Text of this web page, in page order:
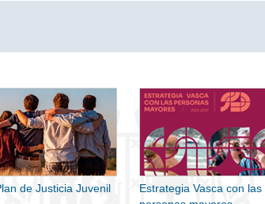
de Justicia Juvenil
Estrategia Vasca con las